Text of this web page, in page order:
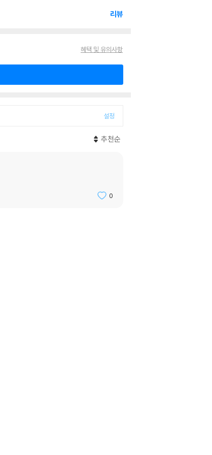
리뷰
혜택 및 유의사항
설정
추천순
0